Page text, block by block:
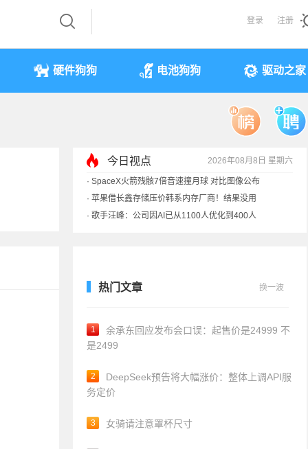
登录 注册
硬件狗狗 电池狗狗 驱动之家
今日视点 2026年08月8日 星期六
· 索尼旗舰电视上市：115寸、149999元
· SpaceX火箭残骸7倍音速撞月球 对比图像公布
· 苹果借长鑫存储压价韩系内存厂商！结果没用
热门文章 换一波
1
余承东回应发布会口误：起售价是24999 不
是2499
2
DeepSeek预告将大幅涨价：整体上调API服
务定价
3 女骑请注意罩杯尺寸